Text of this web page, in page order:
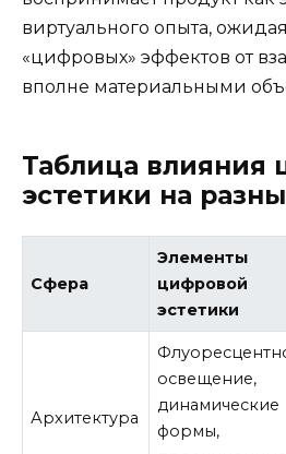
виртуального опыта,
«цифровых» эффектов от
вполне материальными
Таблица влияния
эстетики на
Сфера
Элементы
цифровой
эстетики
Архитектура
освещение,
динамические
формы,